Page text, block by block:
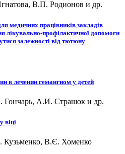
В.П. Родионов и др.
медичних працівників закладів
лікувально-профілактичної допомоги
залежності від тютюну
в лечении гемангиом у детей
А.И. Страшок и др.
віці
В.Є. Хоменко